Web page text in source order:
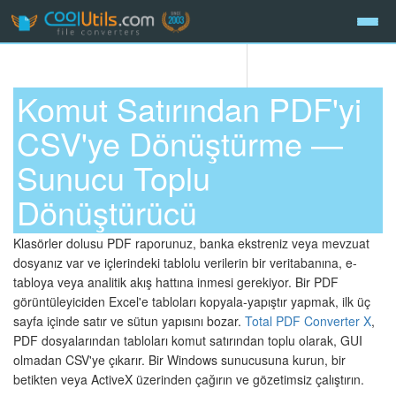
Komut Satırından PDF'yi
CSV'ye Dönüştürme —
Sunucu Toplu
Dönüştürücü
Klasörler dolusu PDF raporunuz, banka ekstreniz veya mevzuat
dosyanız var ve içlerindeki tablolu verilerin bir veritabanına, e-
tabloya veya analitik akış hattına inmesi gerekiyor. Bir PDF
görüntüleyiciden Excel'e tabloları kopyala-yapıştır yapmak, ilk üç
sayfa içinde satır ve sütun yapısını bozar. Total PDF Converter X,
PDF dosyalarından tabloları komut satırından toplu olarak, GUI
olmadan CSV'ye çıkarır. Bir Windows sunucusuna kurun, bir
betikten veya ActiveX üzerinden çağırın ve gözetimsiz çalıştırın.